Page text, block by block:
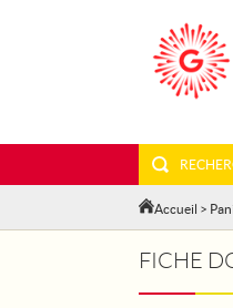
Accueil >
FICHE